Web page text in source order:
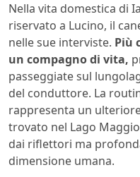
Nella vita domestica di
riservato a Lucino, il
nelle sue interviste. Più
un compagno di vita,
passeggiate sul
del conduttore. La
rappresenta un
trovato nel Lago
dai riflettori ma
dimensione umana.